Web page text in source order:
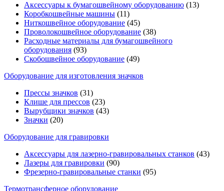
Аксессуары к бумагошвейному оборудованию (13)
Коробкошвейные машины (11)
Ниткошвейное оборудование (45)
Проволокошвейное оборудование (38)
Расходные материалы для бумагошвейного
оборудования (93)
Скобошвейное оборудование (49)
Оборудование для изготовления значков
Прессы значков (31)
Клише для прессов (23)
Вырубщики значков (43)
Значки (20)
Оборудование для гравировки
Аксессуары для лазерно-гравировальных станков (43)
Лазеры для гравировки (90)
Фрезерно-гравировальные станки (95)
Термотрансферное оборудование